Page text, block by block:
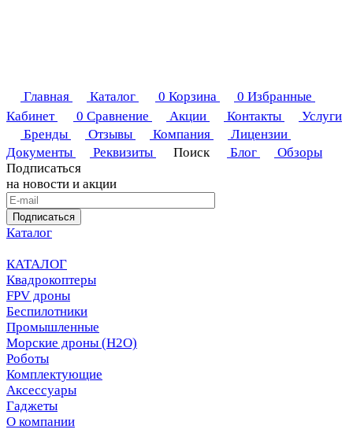
Главная Каталог 0 Корзина 0 Избранные
Кабинет
0 Сравнение Акции Контакты
Услуги
Бренды
Отзывы Компания
Лицензии
Документы
Реквизиты Поиск Блог
Обзоры
Подписаться
на новости и акции
Подписаться
Каталог
КАТАЛОГ
Квадрокоптеры
FPV дроны
Беспилотники
Промышленные
Морские дроны (H2O)
Роботы
Комплектующие
Аксессуары
Гаджеты
О компании